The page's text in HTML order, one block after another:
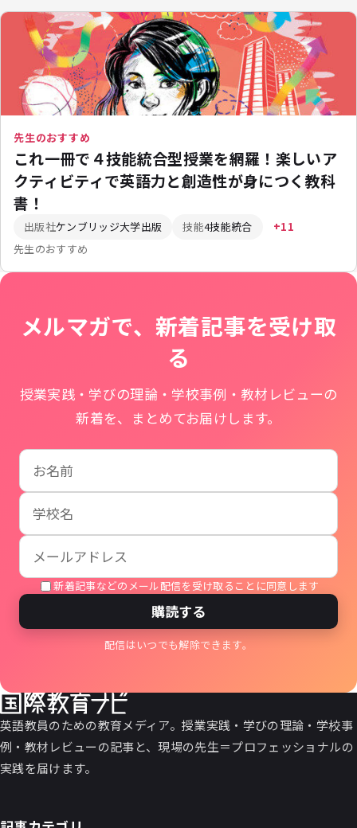
先生のおすすめ
これ一冊で４技能統合型授業を網羅！楽しいア
クティビティで英語力と創造性が身につく教科
書！
出版社ケンブリッジ大学出版 技能4技能統合 +11
先生のおすすめ
メルマガで、新着記事を受け取
る
授業実践・学びの理論・学校事例・教材レビューの
新着を、まとめてお届けします。
お名前
学校名
メールアドレス
新着記事などのメール配信を受け取ることに同意します
購読する
配信はいつでも解除できます。
英語教員のための教育メディア。授業実践・学びの理論・学校事
例・教材レビューの記事と、現場の先生＝プロフェッショナルの
実践を届けます。